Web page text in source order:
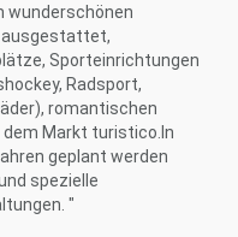
wunderschönen
ausgestattet,
Sporteinrichtungen
Radsport,
romantischen
dem Markt turistico.In
geplant werden
spezielle
"